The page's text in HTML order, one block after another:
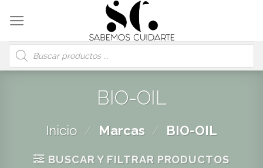
content
Búsqueda
de
productos
BIO-OIL
Inicio / Marcas / BIO-OIL
BUSCAR Y FILTRAR PRODUCTOS